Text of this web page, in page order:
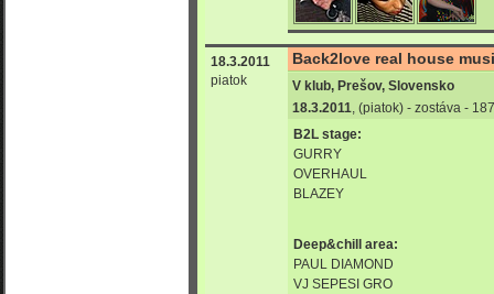
18.3.2011
piatok
Back2love real house
V klub, Prešov, Slovensko
18.3.2011, (piatok) - zostáva -
B2L stage:
GURRY
OVERHAUL
BLAZEY
Deep&chill area:
PAUL DIAMOND
VJ SEPESI GRO